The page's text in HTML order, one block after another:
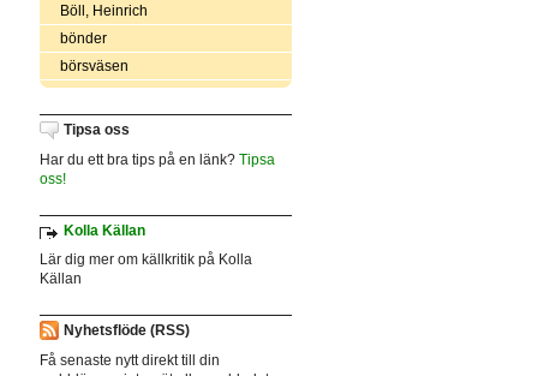
Böll, Heinrich
bönder
börsväsen
Tipsa oss
Har du ett bra tips på en länk? Tipsa
oss!
Kolla Källan
Lär dig mer om källkritik på Kolla
Källan
Nyhetsflöde (RSS)
Få senaste nytt direkt till din